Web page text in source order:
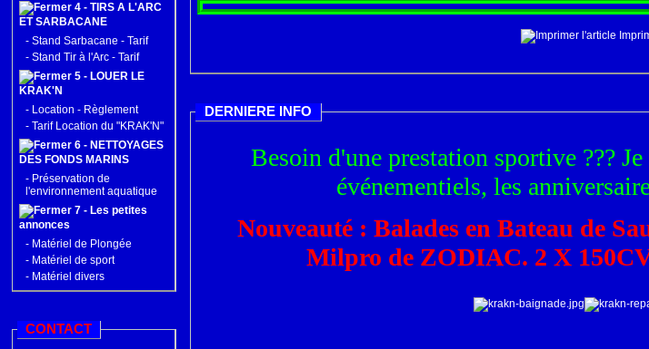
4 - TIRS A L'ARC
ET SARBACANE
- Stand Sarbacane - Tarif
- Stand Tir à l'Arc - Tarif
5 - LOUER LE
KRAK'N
- Location - Règlement
- Tarif Location du "KRAK'N"
6 - NETTOYAGES
DES FONDS MARINS
- Préservation de
l'environnement aquatique
7 - Les petites
annonces
- Matériel de Plongée
- Matériel de sport
- Matériel divers
CONTACT
DERNIERE INFO
Besoin d'une prestation sportive ???
événementiels, les
Nouveauté : Balades en Bateau de
Milpro de ZODIAC. 2 X